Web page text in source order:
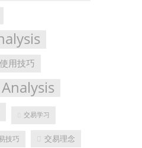
用技巧
交易学习
技巧 交易理念